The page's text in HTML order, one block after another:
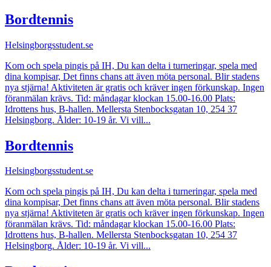
Bordtennis
Helsingborgsstudent.se
Kom och spela pingis på IH, Du kan delta i turneringar, spela med
dina kompisar, Det finns chans att även möta personal. Blir stadens
nya stjärna! Aktiviteten är gratis och kräver ingen förkunskap. Ingen
föranmälan krävs. Tid: måndagar klockan 15.00-16.00 Plats:
Idrottens hus, B-hallen. Mellersta Stenbocksgatan 10, 254 37
Helsingborg. Ålder: 10-19 år. Vi vill...
Bordtennis
Helsingborgsstudent.se
Kom och spela pingis på IH, Du kan delta i turneringar, spela med
dina kompisar, Det finns chans att även möta personal. Blir stadens
nya stjärna! Aktiviteten är gratis och kräver ingen förkunskap. Ingen
föranmälan krävs. Tid: måndagar klockan 15.00-16.00 Plats:
Idrottens hus, B-hallen. Mellersta Stenbocksgatan 10, 254 37
Helsingborg. Ålder: 10-19 år. Vi vill...